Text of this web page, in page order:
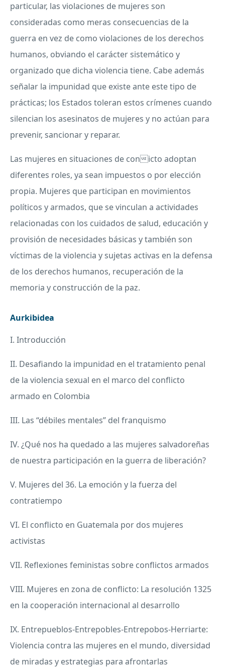
particular, las violaciones de mujeres son
consideradas como meras consecuencias de la
guerra en vez de como violaciones de los derechos
humanos, obviando el carácter sistemático y
organizado que dicha violencia tiene. Cabe además
señalar la impunidad que existe ante este tipo de
prácticas; los Estados toleran estos crímenes cuando
silencian los asesinatos de mujeres y no actúan para
prevenir, sancionar y reparar.
Las mujeres en situaciones de conicto adoptan
diferentes roles, ya sean impuestos o por elección
propia. Mujeres que participan en movimientos
políticos y armados, que se vinculan a actividades
relacionadas con los cuidados de salud, educación y
provisión de necesidades básicas y también son
víctimas de la violencia y sujetas activas en la defensa
de los derechos humanos, recuperación de la
memoria y construcción de la paz.
Aurkibidea
I. Introducción
II. Desafiando la impunidad en el tratamiento penal
de la violencia sexual en el marco del conflicto
armado en Colombia
III. Las “débiles mentales” del franquismo
IV. ¿Qué nos ha quedado a las mujeres salvadoreñas
de nuestra participación en la guerra de liberación?
V. Mujeres del 36. La emoción y la fuerza del
contratiempo
VI. El conflicto en Guatemala por dos mujeres
activistas
VII. Reflexiones feministas sobre conflictos armados
VIII. Mujeres en zona de conflicto: La resolución 1325
en la cooperación internacional al desarrollo
IX. Entrepueblos-Entrepobles-Entrepobos-Herriarte:
Violencia contra las mujeres en el mundo, diversidad
de miradas y estrategias para afrontarlas